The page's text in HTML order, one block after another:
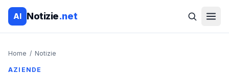
AI Notizie.net
Home / Notizie
AZIENDE